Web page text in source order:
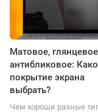
Матовое,
антибликовое:
покрытие экрана
выбрать?
Чем хороши разные